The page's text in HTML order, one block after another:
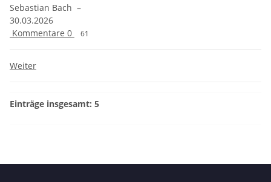
Sebastian Bach –
30.03.2026
Kommentare 0 61
Weiter
Einträge insgesamt: 5